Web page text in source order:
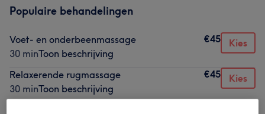
Populaire behandelingen
Voet- en onderbeenmassage
30 minToon beschrijving
€45 Kies
Relaxerende rugmassage
30 minToon beschrijving
€45 Kies